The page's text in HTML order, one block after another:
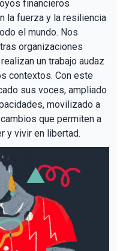
financieros
la fuerza y la resiliencia
el mundo. Nos
organizaciones
un trabajo audaz
contextos. Con este
sus voces, ampliado
movilizado a
que permiten a
y vivir en libertad.